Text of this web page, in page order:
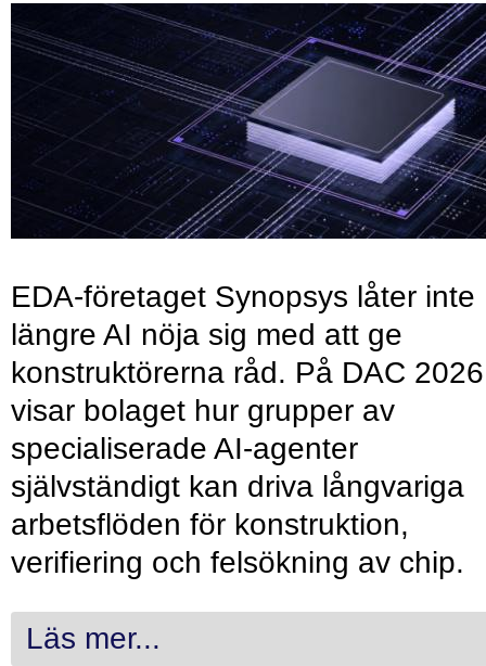
EDA-företaget Synopsys låter inte
längre AI nöja sig med att ge
konstruktörerna råd. På DAC 2026
visar bolaget hur grupper av
specialiserade AI-agenter
självständigt kan driva långvariga
arbetsflöden för konstruktion,
verifiering och felsökning av chip.
Läs mer...